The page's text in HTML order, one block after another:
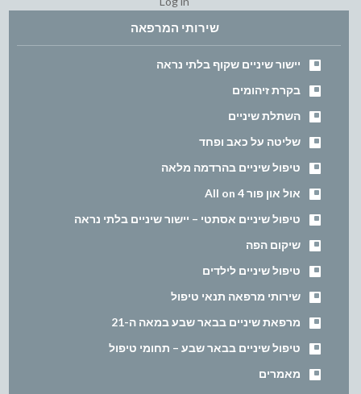
שירותי המרפאה
יישור שיניים שקוף בלתי נראה
בקרת זיהומים
השתלת שיניים
שליטה על כאב ופחד
טיפול שיניים בהרדמה מלאה
אול און פור All on 4
טיפול שיניים אסתטי – יישור שיניים בלתי נראה
שיקום הפה
טיפול שיניים לילדים
שירותי מרפאה תנאי טיפול
מרפאת שיניים בבאר שבע במאה ה-21
טיפול שיניים בבאר שבע – תחומי טיפול
מאמרים